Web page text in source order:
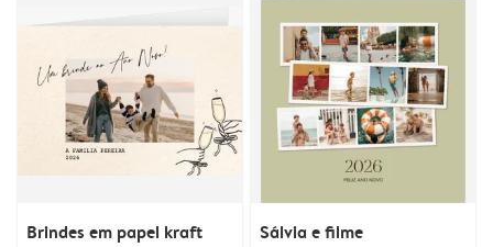
Brindes em papel kraft
Sálvia e filme